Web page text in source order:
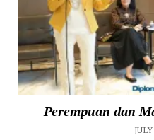
Perempuan dan